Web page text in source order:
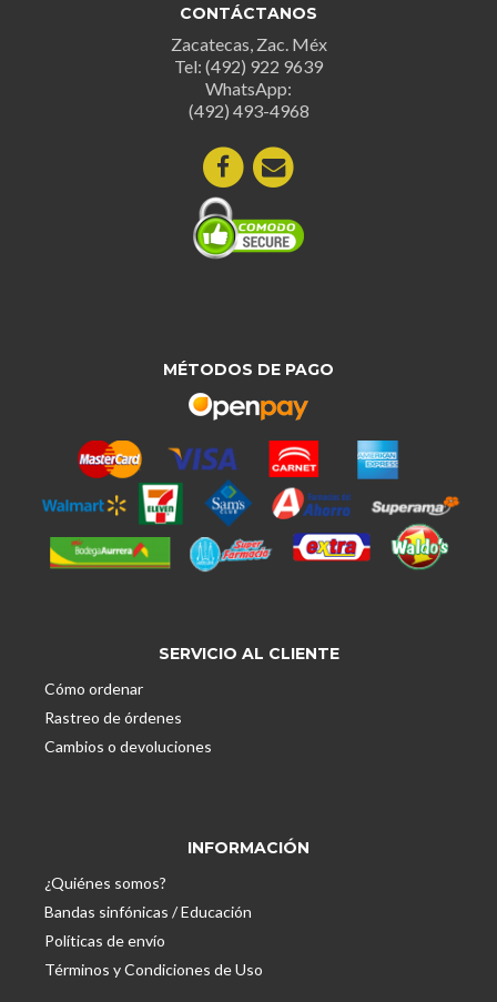
CONTÁCTANOS
Zacatecas, Zac. Méx
Tel: (492) 922 9639
WhatsApp:
(492) 493-4968
MÉTODOS DE PAGO
SERVICIO AL CLIENTE
Cómo ordenar
Rastreo de órdenes
Cambios o devoluciones
INFORMACIÓN
¿Quiénes somos?
Bandas sinfónicas / Educación
Políticas de envío
Términos y Condiciones de Uso